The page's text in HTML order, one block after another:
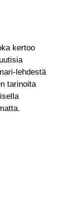
kertoo
lehdestä
tarinoita